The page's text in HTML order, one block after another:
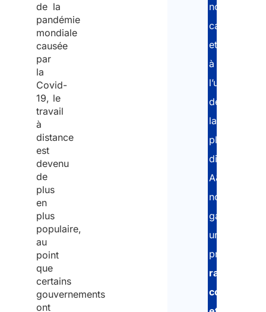
de la
pandémie
mondiale
causée
par
la
Covid-
19, le
travail
à
distance
est
devenu
de
plus
en
plus
populaire,
au
point
que
certains
gouvernements
ont
notre
cabinet
et
à
l’utilisation
de
la
plateforme
digitale
A&P,
nous
garantissons
une
procédure
rapide,
conforme